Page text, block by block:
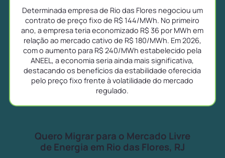
Determinada empresa de Rio das Flores negociou um
contrato de preço fixo de R$ 144/MWh. No primeiro
ano, a empresa teria economizado R$ 36 por MWh em
relação ao mercado cativo de R$ 180/MWh. Em 2026,
com o aumento para R$ 240/MWh estabelecido pela
ANEEL, a economia seria ainda mais significativa,
destacando os benefícios da estabilidade oferecida
pelo preço fixo frente à volatilidade do mercado
regulado.
Quero Migrar para o Mercado Livre
de Energia em Rio das Flores, RJ